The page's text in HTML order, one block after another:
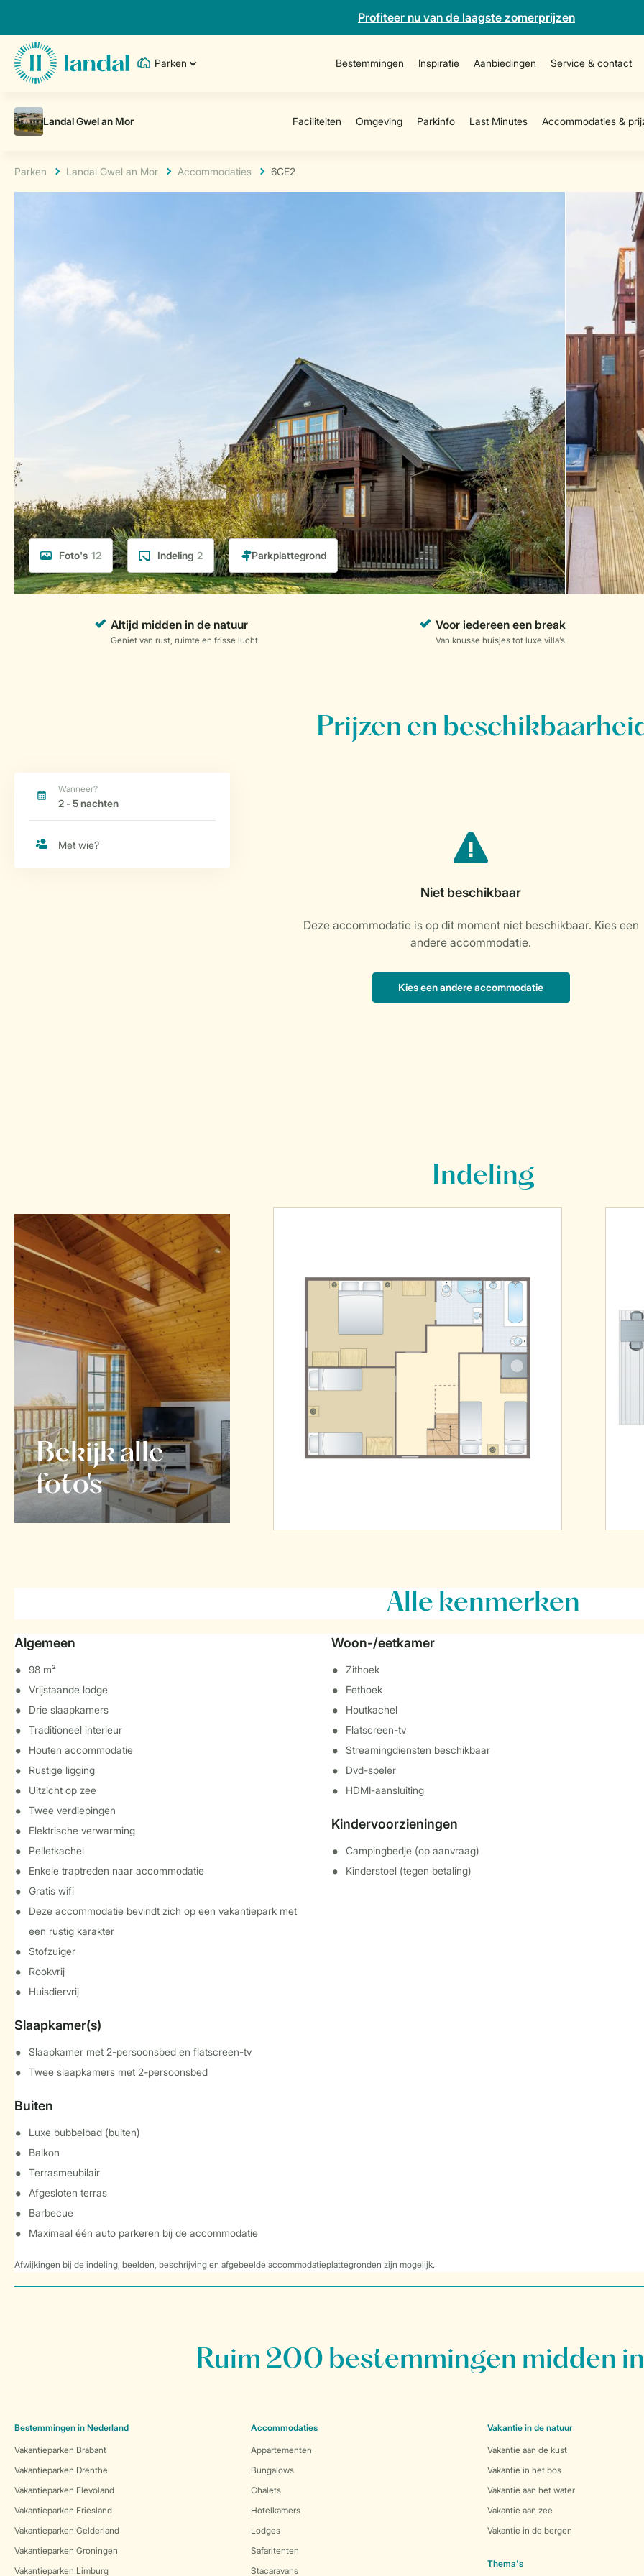
Profiteer nu van de laagste zomerprijzen
Parken Bestemmingen Inspiratie Aanbiedingen Service & contact
Parken Landal Gwel an Mor Accommodaties 6CE2
Foto's 12 Indeling 2
Prijzen en
Indeling
Bekijk alle
foto's
Alle kenmerken
Algemeen
98 m²
Vrijstaande lodge
Drie slaapkamers
Traditioneel interieur
Houten accommodatie
Rustige ligging
Uitzicht op zee
Twee verdiepingen
Elektrische verwarming
Pelletkachel
Enkele traptreden naar accommodatie
Gratis wifi
Deze accommodatie bevindt zich op een vakantiepark met
een rustig karakter
Stofzuiger
Rookvrij
Huisdiervrij
Slaapkamer(s)
Slaapkamer met 2-persoonsbed en flatscreen-tv
Twee slaapkamers met 2-persoonsbed
Buiten
Luxe bubbelbad (buiten)
Balkon
Terrasmeubilair
Afgesloten terras
Barbecue
Maximaal één auto parkeren bij de accommodatie
Woon-/eetkamer
Zithoek
Eethoek
Houtkachel
Flatscreen-tv
Streamingdiensten beschikbaar
Dvd-speler
HDMI-aansluiting
Kindervoorzieningen
Campingbedje (op aanvraag)
Kinderstoel (tegen betaling)
Afwijkingen bij de indeling, beelden, beschrijving en afgebeelde accommodatieplattegronden zijn mogelijk.
Ruim 200 bestemmingen midden
Bestemmingen in Nederland
Vakantieparken Brabant
Vakantieparken Drenthe
Vakantieparken Flevoland
Vakantieparken Friesland
Vakantieparken Gelderland
Vakantieparken Groningen
Vakantieparken Limburg
Accommodaties
Appartementen
Bungalows
Chalets
Hotelkamers
Lodges
Safaritenten
Stacaravans
Vakantie in de natuur
Vakantie aan de kust
Vakantie in het bos
Vakantie aan het water
Vakantie aan zee
Vakantie in de bergen
Thema's